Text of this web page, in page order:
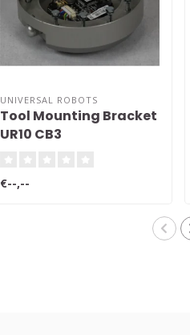
UNIVERSAL ROBOTS
Tool Mounting Bracket
UR10 CB3
€--,--